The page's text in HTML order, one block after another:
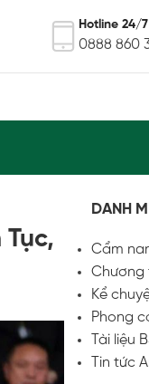
Hotline 24/7
0888 860
DANH
Cẩm
Chương
Kể
Phong
Tài liệu
Tin tức